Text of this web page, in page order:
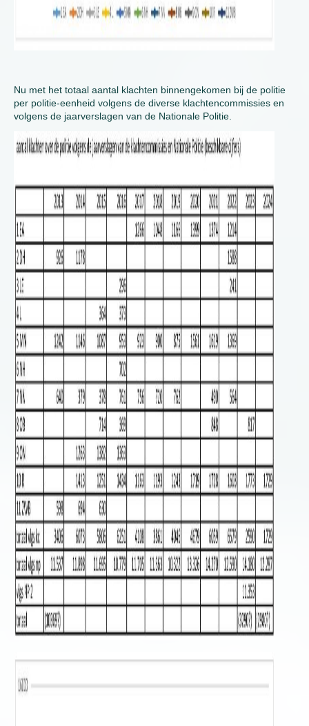
Nu met het totaal aantal klachten binnengekomen bij de politie
per politie-eenheid volgens de diverse klachtencommissies en
volgens de jaarverslagen van de Nationale Politie.